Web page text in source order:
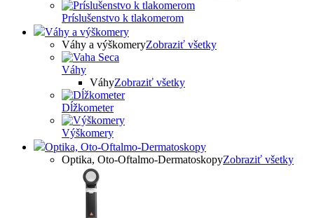
Príslušenstvo k tlakomerom
Váhy a výškomery
Váhy a výškomeryZobraziť všetky
Váhy
VáhyZobraziť všetky
Dĺžkometer
Výškomery
Optika, Oto-Oftalmo-Dermatoskopy
Optika, Oto-Oftalmo-DermatoskopyZobraziť všetky